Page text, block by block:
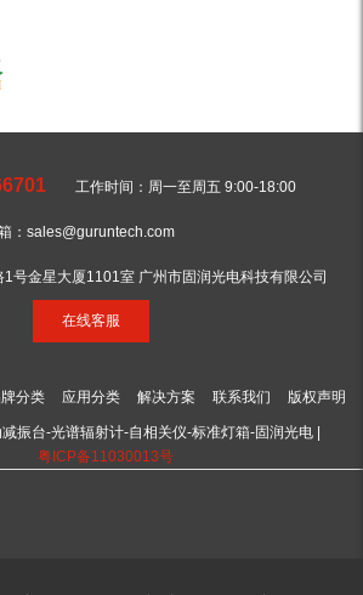
工作时间：周一至周五 9:00-18:00
：sales@guruntech.com
号金星大厦1101室 广州市固润光电科技有限公司
在线客服
分类 应用分类 解决方案 联系我们 版权声明
振台-光谱辐射计-自相关仪-标准灯箱-固润光电 |
粤ICP备11030013号